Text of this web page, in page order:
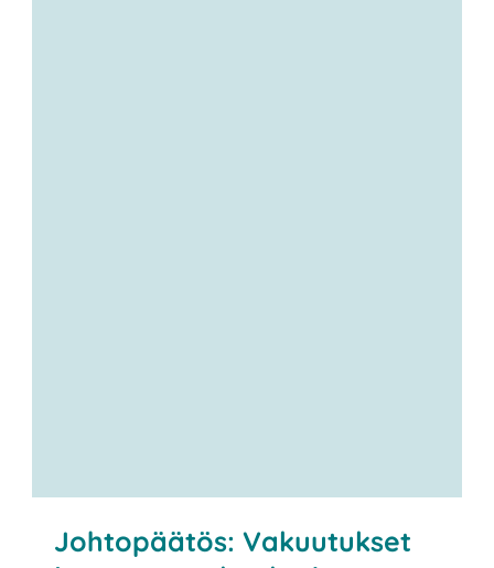
Johtopäätös: Vakuutukset